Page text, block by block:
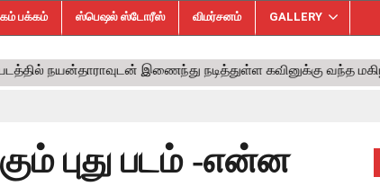
பக்கம் ஸ்பெஷல் ஸ்டோரீஸ் விமர்சனம் GALLERY
புது படம் -என்ன